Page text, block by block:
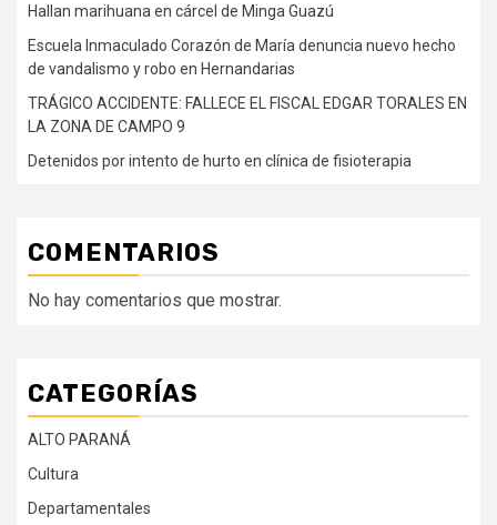
Hallan marihuana en cárcel de Minga Guazú
Escuela Inmaculado Corazón de María denuncia nuevo hecho
de vandalismo y robo en Hernandarias
TRÁGICO ACCIDENTE: FALLECE EL FISCAL EDGAR TORALES EN
LA ZONA DE CAMPO 9
Detenidos por intento de hurto en clínica de fisioterapia
COMENTARIOS
No hay comentarios que mostrar.
CATEGORÍAS
ALTO PARANÁ
Cultura
Departamentales